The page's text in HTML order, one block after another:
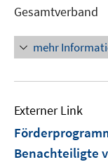
Gesamtverband
mehr
Externer Link
Benachteiligte